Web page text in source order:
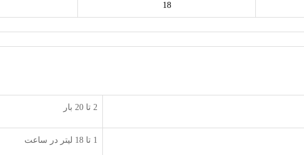
18
2 تا 20 بار
1 تا 18 لیتر در ساعت